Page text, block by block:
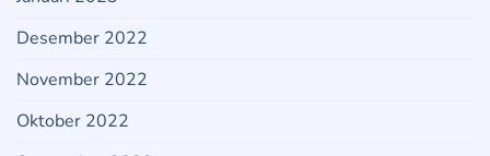
Desember 2022
November 2022
Oktober 2022